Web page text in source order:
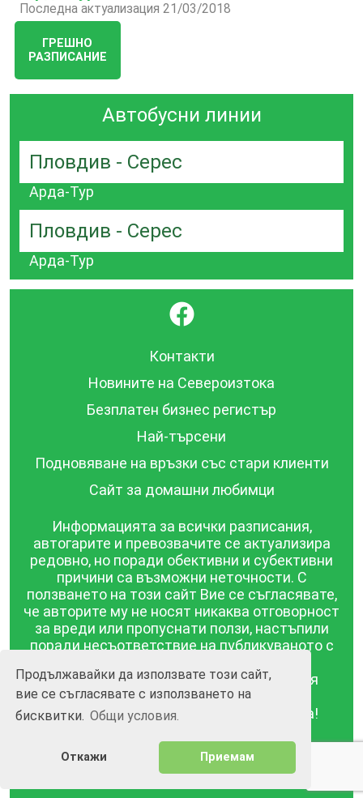
Продължавайки да използвате този сайт,
вие се съгласявате с използването на
бисквитки. Общи условия.
Откажи Приемам
Последна актуализация 21/03/2018
ГРЕШНО
РАЗПИСАНИЕ
Автобусни линии
Пловдив - Серес
Арда-Тур
Пловдив - Серес
Арда-Тур
}
Контакти
Новините на Североизтока
Безплатен бизнес регистър
Най-търсени
Подновяване на връзки със стари клиенти
Сайт за домашни любимци
Информацията за всички разписания,
автогарите и превозвачите се актуализира
редовно, но поради обективни и субективни
причини са възможни неточности. С
ползването на този сайт Вие се съгласявате,
че авторите му не носят никаква отговорност
за вреди или пропуснати ползи, настъпили
поради несъответствие на публикуваното с
публикувана в този сайт се предоставя
такава каквато е, без гаранция за
съответствието ѝ с действителността!
BGrazpisanie.com © 2008 - 2026, Всички права
Изработка на уебсайт и софтуер